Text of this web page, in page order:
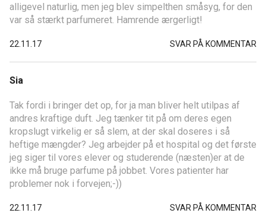
alligevel naturlig, men jeg blev simpelthen småsyg, for den
var så stærkt parfumeret. Hamrende ærgerligt!
22.11.17 SVAR PÅ KOMMENTAR
Sia
Tak fordi i bringer det op, for ja man bliver helt utilpas af
andres kraftige duft. Jeg tænker tit på om deres egen
kropslugt virkelig er så slem, at der skal doseres i så
heftige mængder? Jeg arbejder på et hospital og det første
jeg siger til vores elever og studerende (næsten)er at de
ikke må bruge parfume på jobbet. Vores patienter har
problemer nok i forvejen;-))
22.11.17 SVAR PÅ KOMMENTAR